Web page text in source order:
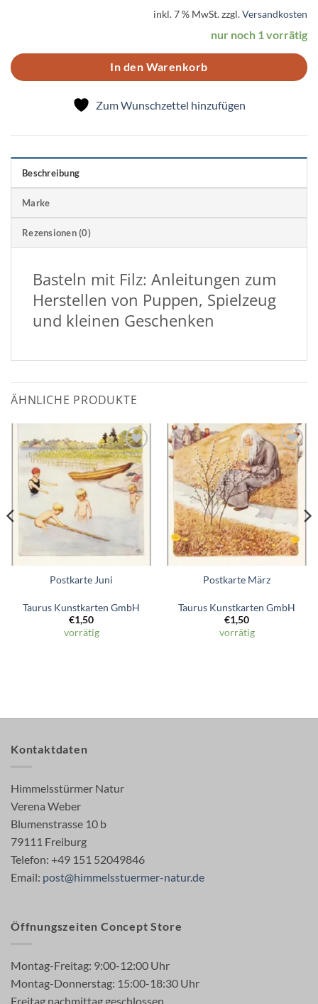
inkl. 7 % MwSt.zzgl.Versandkosten
nur noch 1 vorrätig
In den Warenkorb
Zum Wunschzettel hinzufügen
Beschreibung
Marke
Rezensionen (0)
Basteln mit Filz: Anleitungen zum
Herstellen von Puppen, Spielzeug
und kleinen Geschenken
ÄHNLICHE PRODUKTE
Zum
Wunschzettel
hinzufügen
Postkarte Juni
Taurus Kunstkarten GmbH
€1,50
vorrätig
Zum
Wunschzettel
hinzufügen
Postkarte März
Taurus Kunstkarten GmbH
€1,50
vorrätig
Kontaktdaten
Himmelsstürmer Natur
Verena Weber
Blumenstrasse 10 b
79111 Freiburg
Telefon: +49 151 52049846
Email: post@himmelsstuermer-natur.de
Öffnungszeiten Concept Store
Montag-Freitag: 9:00-12:00 Uhr
Montag-Donnerstag: 15:00-18:30 Uhr
Freitag nachmittag geschlossen